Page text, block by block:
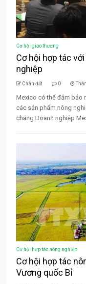
Cơ hội giao thương
Cơ hội hợp tác
nghiệp
Chân đất 0
Mexico có thể đảm bảo
các sản phẩm nông
chăng.Doanh nghiệp
Cơ hội hợp tác nông nghiệp
Cơ hội hợp tác
Vương quốc Bỉ